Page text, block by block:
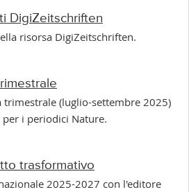
DigiZeitschriften
risorsa DigiZeitschriften.
trimestrale (luglio-settembre 2025)
i periodici Nature.
trasformativo
2025-2027 con l'editore